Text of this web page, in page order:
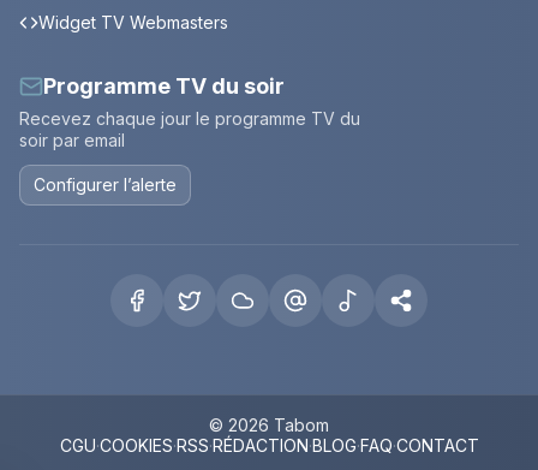
Widget TV Webmasters
Programme TV du soir
Recevez chaque jour le programme TV du
soir par email
Configurer l’alerte
© 2026 Tabom
CGU·COOKIES·RSS·RÉDACTION·BLOG·FAQ·CONTACT